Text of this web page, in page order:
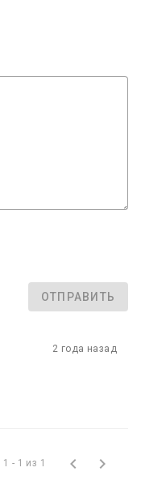
ОТПРАВИТЬ
2 года назад
1 - 1 из 1  